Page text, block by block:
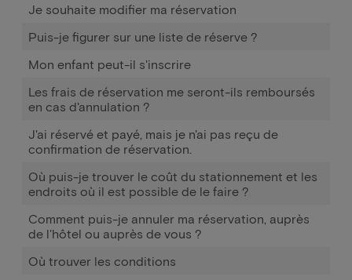
Je souhaite modifier ma réservation
Puis-je figurer sur une liste de réserve ?
Mon enfant peut-il s'inscrire
Les frais de réservation me seront-ils remboursés
en cas d'annulation ?
J'ai réservé et payé, mais je n'ai pas reçu de
confirmation de réservation.
Où puis-je trouver le coût du stationnement et les
endroits où il est possible de le faire ?
Comment puis-je annuler ma réservation, auprès
de l'hôtel ou auprès de vous ?
Où trouver les conditions